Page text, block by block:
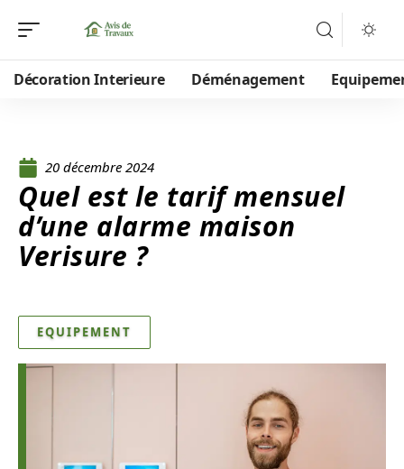
Décoration Interieure Déménagement
20 décembre 2024
Quel est le tarif mensuel
d’une alarme maison
Verisure ?
EQUIPEMENT